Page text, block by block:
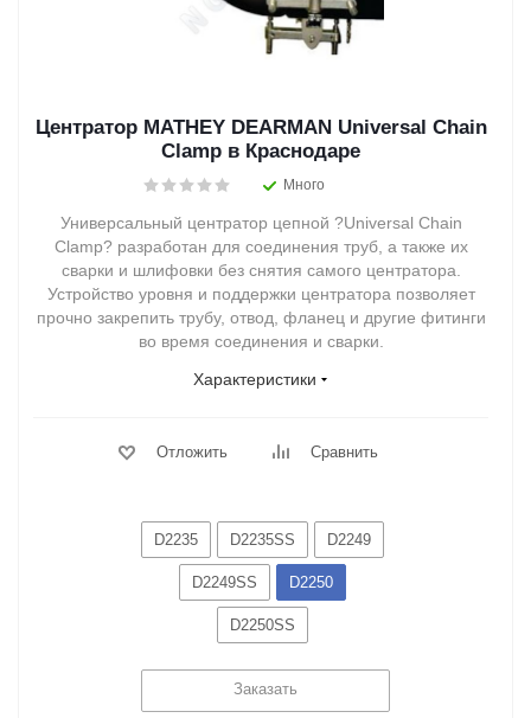
Центратор MATHEY DEARMAN Universal Chain
Clamp в Краснодаре
Много
Универсальный центратор цепной ?Universal Chain
Clamp? разработан для соединения труб, а также их
сварки и шлифовки без снятия самого центратора.
Устройство уровня и поддержки центратора позволяет
прочно закрепить трубу, отвод, фланец и другие фитинги
во время соединения и сварки.
Характеристики
Отложить Сравнить
D2235 D2235SS D2249
D2249SS D2250
D2250SS
Заказать